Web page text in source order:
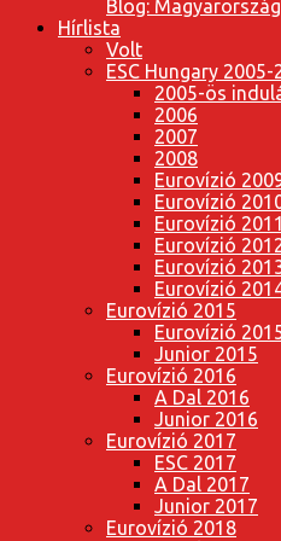
Blog:
Hírlista
Volt
ESC Hungary 2005-
2005-ös
2006
2007
2008
Eurovízió
Eurovízió
Eurovízió 2011
Eurovízió
Eurovízió
Eurovízió
Eurovízió 2015
Eurovízió
Junior 2015
Eurovízió 2016
A Dal 2016
Junior 2016
Eurovízió 2017
ESC 2017
A Dal 2017
Junior 2017
Eurovízió 2018